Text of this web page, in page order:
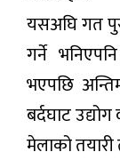
यसअघि गत
गर्ने
भएपछि
बर्दघाट
मेलाको तयारी